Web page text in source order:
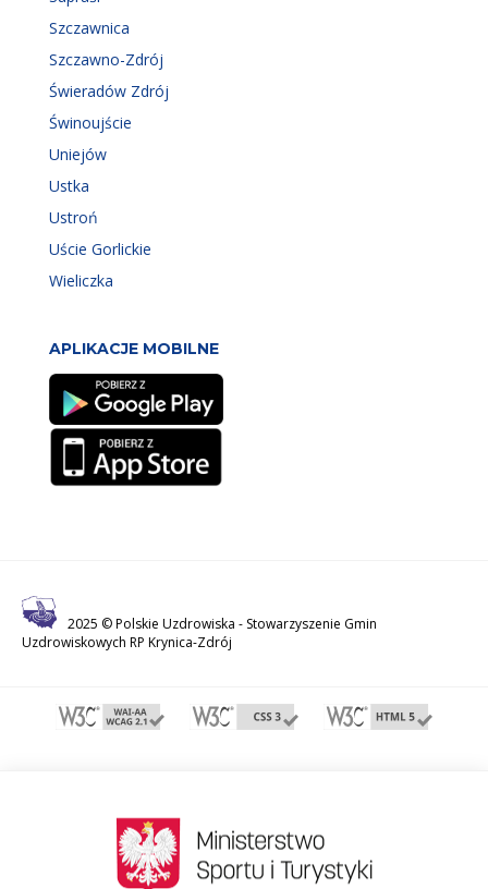
Szczawnica
Szczawno-Zdrój
Świeradów Zdrój
Świnoujście
Uniejów
Ustka
Ustroń
Uście Gorlickie
Wieliczka
APLIKACJE MOBILNE
2025 © Polskie Uzdrowiska - Stowarzyszenie Gmin
Uzdrowiskowych RP Krynica-Zdrój